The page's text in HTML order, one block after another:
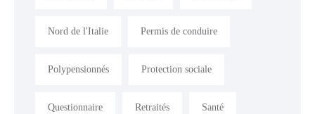
Nord de l'Italie Permis de conduire
Polypensionnés Protection sociale
Questionnaire Retraités Santé